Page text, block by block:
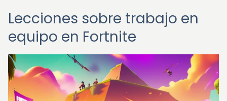
Lecciones sobre trabajo en
equipo en Fortnite